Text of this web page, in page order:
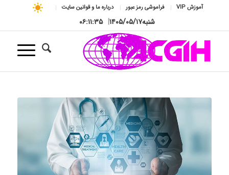
آموزش VIP فراموشی رمز عبور درباره ما و قوانین سایت
شنبه۱۴۰۵/۰۵/۱۷| ۰۶:۱۱:۳۶